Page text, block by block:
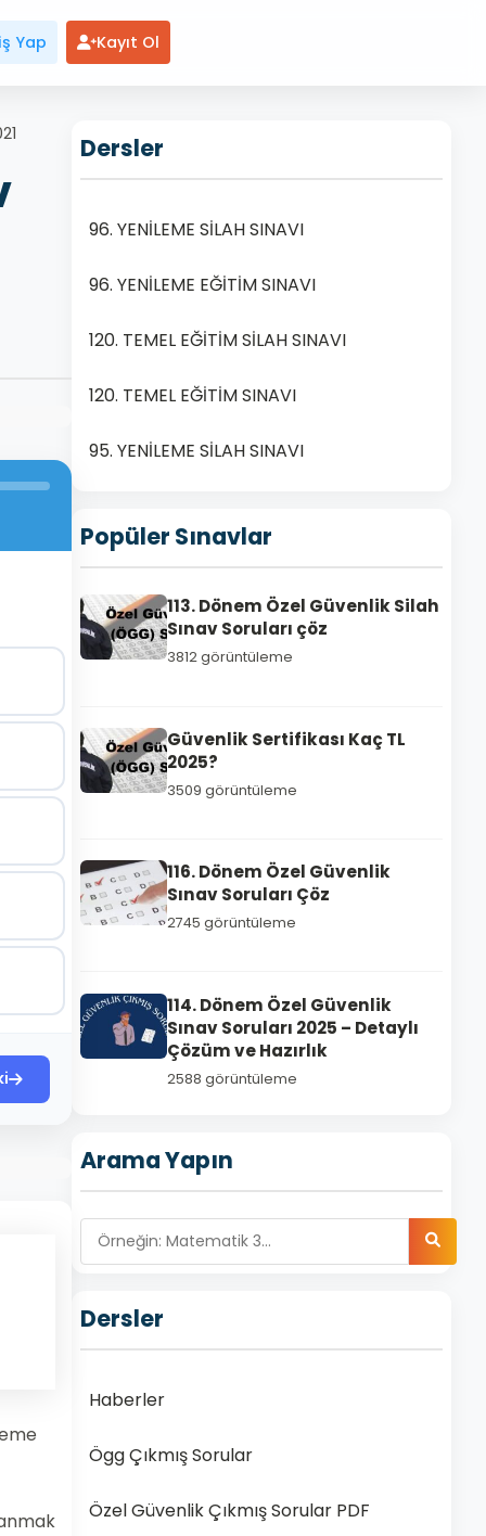
Yap Kayıt Ol
Dersler
96. YENİLEME SİLAH SINAVI
96. YENİLEME EĞİTİM SINAVI
120. TEMEL EĞİTİM SİLAH SINAVI
120. TEMEL EĞİTİM SINAVI
95. YENİLEME SİLAH SINAVI
Popüler Sınavlar
113. Dönem Özel Güvenlik Silah
Sınav Soruları çöz
3812 görüntüleme
Güvenlik Sertifikası Kaç TL
2025?
3509 görüntüleme
116. Dönem Özel Güvenlik
Sınav Soruları Çöz
2745 görüntüleme
114. Dönem Özel Güvenlik
Sınav Soruları 2025 – Detaylı
Çözüm ve Hazırlık
2588 görüntüleme
Arama Yapın
Dersler
Haberler
Ögg Çıkmış Sorular
Özel Güvenlik Çıkmış Sorular PDF